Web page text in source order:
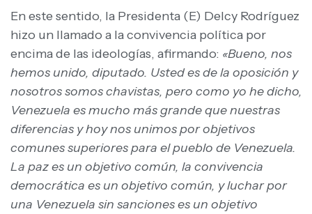
En este sentido, la Presidenta (E) Delcy Rodríguez
hizo un llamado a la convivencia política por
encima de las ideologías, afirmando: «Bueno, nos
hemos unido, diputado. Usted es de la oposición y
nosotros somos chavistas, pero como yo he dicho,
Venezuela es mucho más grande que nuestras
diferencias y hoy nos unimos por objetivos
comunes superiores para el pueblo de Venezuela.
La paz es un objetivo común, la convivencia
democrática es un objetivo común, y luchar por
una Venezuela sin sanciones es un objetivo